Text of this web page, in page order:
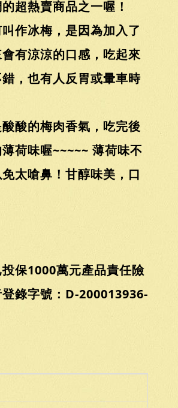
超熱賣商品之一喔！
作冰梅，是因為加入了
有涼涼的口感，吃起來
，也有人反胃或暈車時
酸的梅肉香氣，吃完後
荷味喔~~~~~ 薄荷味不
太嗆鼻！甘醇味美，口
保1000萬元產品責任險
錄字號：D-200013936-